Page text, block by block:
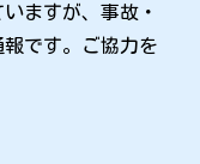
ますが、事故・
です。ご協力を